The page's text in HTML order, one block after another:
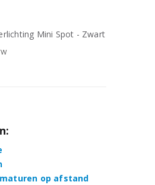
Mini Spot - Zwart
op afstand